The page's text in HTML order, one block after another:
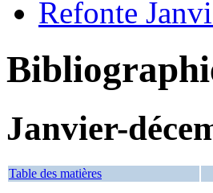
Refonte
Janvier-
Table des matières